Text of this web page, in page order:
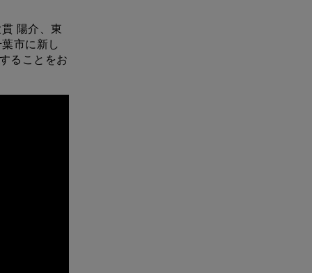
陽介、東
市に新し
ることをお